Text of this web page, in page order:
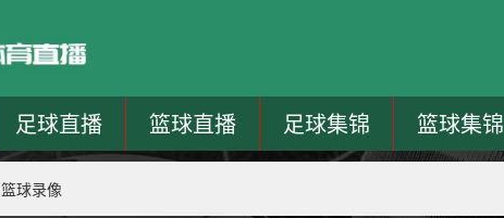
足球直播 篮球直播 足球集锦 篮球集锦
篮球录像